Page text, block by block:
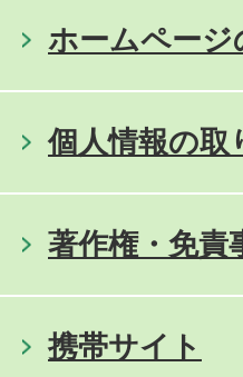
ホームページ
個人情報の取
著作権・免責
携帯サイト